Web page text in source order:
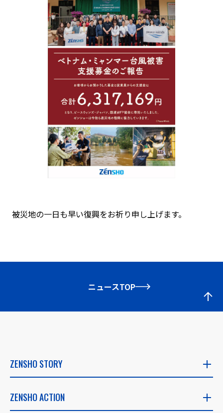
被災地の一日も早い復興をお祈り申し上げます。
ニュースTOP
ZENSHO STORY
ZENSHO STORY
ZENSHO ACTION